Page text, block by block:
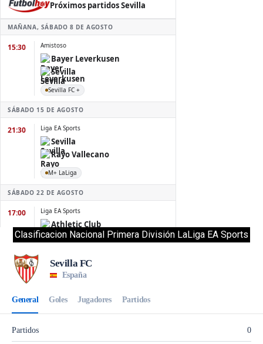
Clasificacion Nacional Primera División LaLiga EA Sports